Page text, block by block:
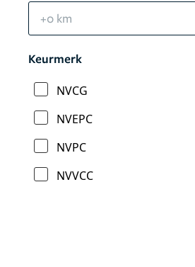
+0 km
Keurmerk
NVCG
NVEPC
NVPC
NVVCC